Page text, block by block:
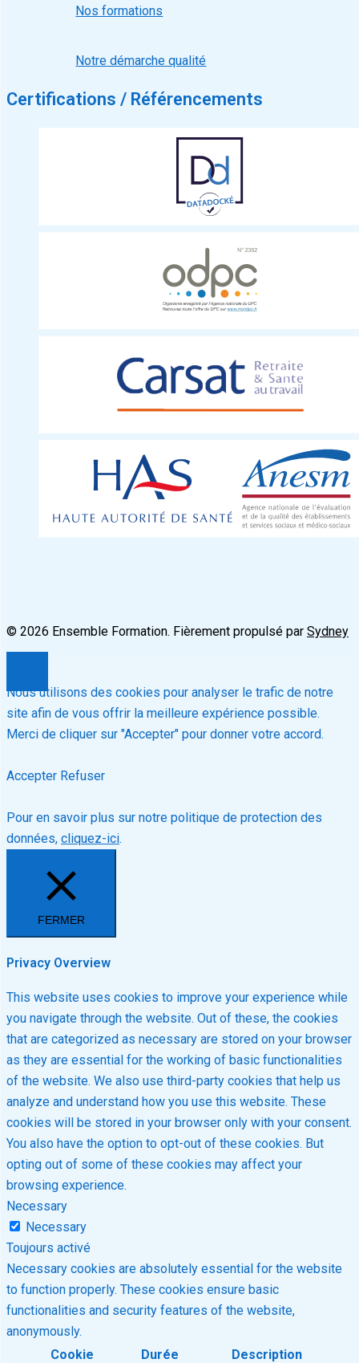
Nos formations
Notre démarche qualité
Certifications / Référencements
© 2026 Ensemble Formation. Fièrement propulsé par Sydney
Nous utilisons des cookies pour analyser le trafic de notre
site afin de vous offrir la meilleure expérience possible.
Merci de cliquer sur "Accepter" pour donner votre accord.
Accepter Refuser
Pour en savoir plus sur notre politique de protection des
données, cliquez-ici.
FERMER
Privacy Overview
This website uses cookies to improve your experience while
you navigate through the website. Out of these, the cookies
that are categorized as necessary are stored on your browser
as they are essential for the working of basic functionalities
of the website. We also use third-party cookies that help us
analyze and understand how you use this website. These
cookies will be stored in your browser only with your consent.
You also have the option to opt-out of these cookies. But
opting out of some of these cookies may affect your
browsing experience.
Necessary
Necessary
Toujours activé
Necessary cookies are absolutely essential for the website
to function properly. These cookies ensure basic
functionalities and security features of the website,
anonymously.
Cookie
Durée Description